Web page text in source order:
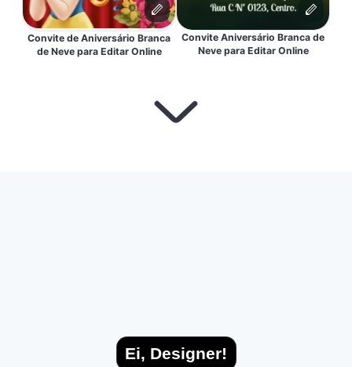
Convite de Aniversário Branca
de Neve para Editar Online
Convite Aniversário Branca de
Neve para Editar Online
Ei, Designer!